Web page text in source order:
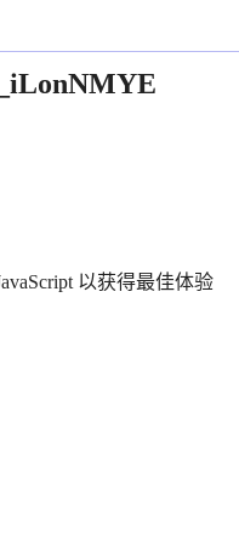
以获得最佳体验